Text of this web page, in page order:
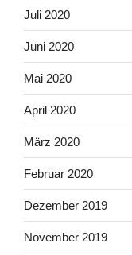
Juli 2020
Juni 2020
Mai 2020
April 2020
März 2020
Februar 2020
Dezember 2019
November 2019